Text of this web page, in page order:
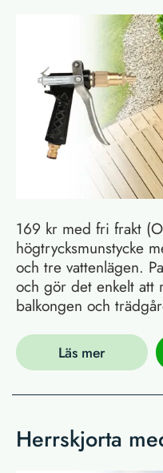
169 kr med fri frakt
högtrycksmunstycke
och tre vattenlägen.
och gör det enkelt att
balkongen och
Läs mer
Herrskjorta